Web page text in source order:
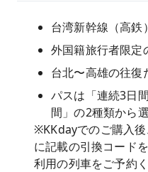
台湾新幹線（高鉄
外国籍旅行者限定
台北〜高雄の往復
パスは「連続3日
間」の2種類から
※KKdayでのご購入後
に記載の引換コードを
利用の列車をご予約